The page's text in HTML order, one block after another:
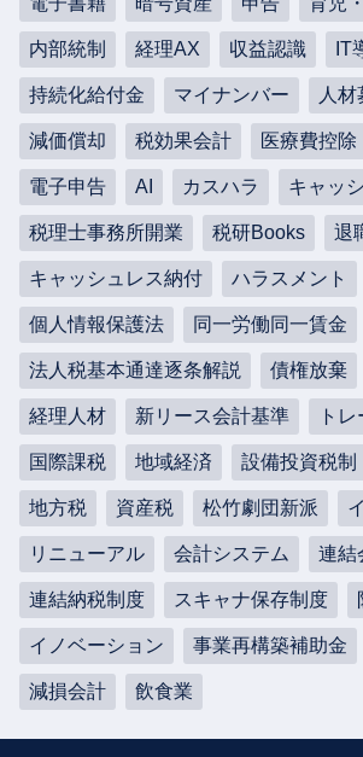
内部統制 経理AX 収益認識 IT
持続化給付金 マイナンバー 人材
減価償却 税効果会計 医療費控除
電子申告 AI カスハラ キャッ
税理士事務所開業 税研Books 退
キャッシュレス納付 ハラスメント
個人情報保護法 同一労働同一賃金
法人税基本通達逐条解説 債権放棄
経理人材 新リース会計基準 ト
国際課税 地域経済 設備投資税制
地方税 資産税 松竹劇団新派
リニューアル 会計システム 連結
連結納税制度 スキャナ保存制度
イノベーション 事業再構築補助金
減損会計 飲食業